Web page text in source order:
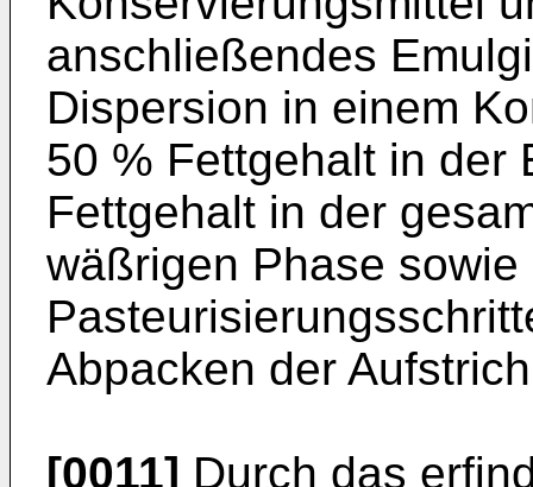
anschließendes
Dispersion in einem
50 % Fettgehalt in der
Fettgehalt in der
wäßrigen Phase
Abpacken der
[0011] Durch das